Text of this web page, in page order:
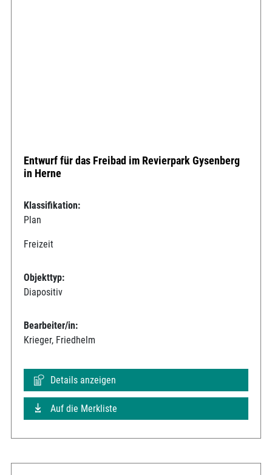
Entwurf für das Freibad im Revierpark Gysenberg
in Herne
Klassifikation:
Plan
Freizeit
Objekttyp:
Diapositiv
Bearbeiter/in:
Krieger, Friedhelm
Details anzeigen
Auf die Merkliste